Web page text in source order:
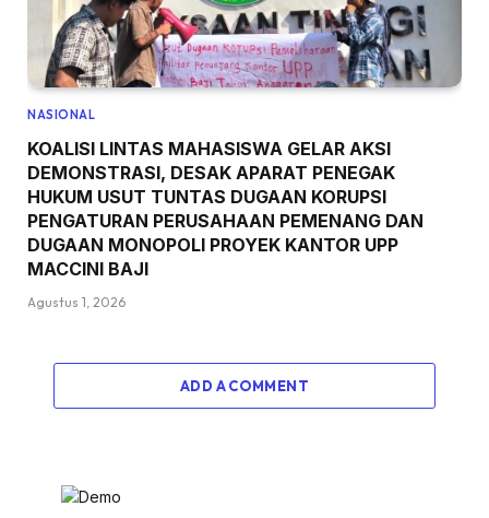
NASIONAL
KOALISI LINTAS MAHASISWA GELAR AKSI
DEMONSTRASI, DESAK APARAT PENEGAK
HUKUM USUT TUNTAS DUGAAN KORUPSI
PENGATURAN PERUSAHAAN PEMENANG DAN
DUGAAN MONOPOLI PROYEK KANTOR UPP
MACCINI BAJI
Agustus 1, 2026
ADD A COMMENT